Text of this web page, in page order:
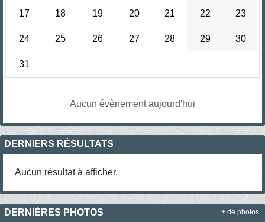
17 18 19 20 21 22 23
24 25 26 27 28 29 30
31
Aucun évènement aujourd'hui
DERNIERS RÉSULTATS
Aucun résultat à afficher.
DERNIÈRES PHOTOS + de photos